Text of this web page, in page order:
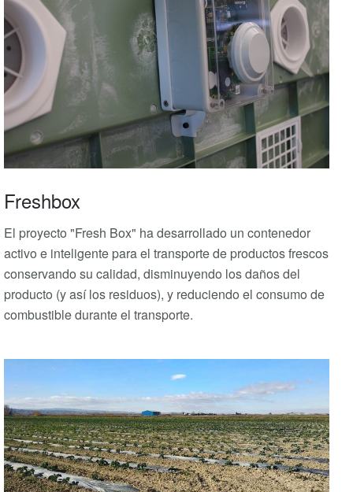
Freshbox
El proyecto "Fresh Box" ha desarrollado un contenedor
activo e inteligente para el transporte de productos frescos
conservando su calidad, disminuyendo los daños del
producto (y así los residuos), y reduciendo el consumo de
combustible durante el transporte.